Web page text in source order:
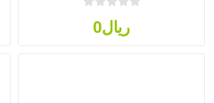
ریال0